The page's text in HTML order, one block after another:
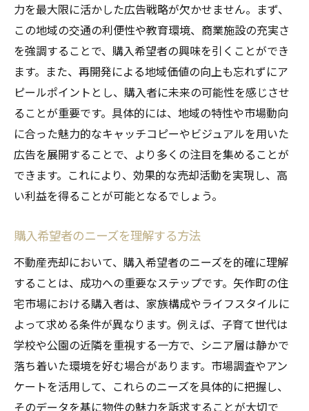
力を最大限に活かした広告戦略が欠かせません。まず、
この地域の交通の利便性や教育環境、商業施設の充実さ
を強調することで、購入希望者の興味を引くことができ
ます。また、再開発による地域価値の向上も忘れずにア
ピールポイントとし、購入者に未来の可能性を感じさせ
ることが重要です。具体的には、地域の特性や市場動向
に合った魅力的なキャッチコピーやビジュアルを用いた
広告を展開することで、より多くの注目を集めることが
できます。これにより、効果的な売却活動を実現し、高
い利益を得ることが可能となるでしょう。
購入希望者のニーズを理解する方法
不動産売却において、購入希望者のニーズを的確に理解
することは、成功への重要なステップです。矢作町の住
宅市場における購入者は、家族構成やライフスタイルに
よって求める条件が異なります。例えば、子育て世代は
学校や公園の近隣を重視する一方で、シニア層は静かで
落ち着いた環境を好む場合があります。市場調査やアン
ケートを活用して、これらのニーズを具体的に把握し、
そのデータを基に物件の魅力を訴求することが大切で